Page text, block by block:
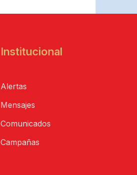
Institucional
Alertas
Mensajes
Comunicados
Campañas